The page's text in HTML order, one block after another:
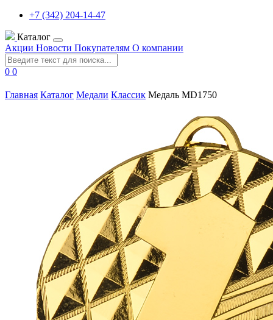
+7 (342) 204-14-47
Каталог
Акции Новости Покупателям О компании
0 0
Главная Каталог Медали Классик Медаль MD1750